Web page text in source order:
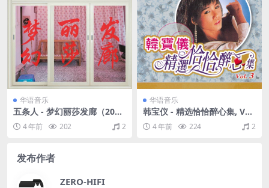
华语音乐
五条人 - 梦幻丽莎发廊（201
6/FLAC/分轨/271M）
4 年前 202 2
华语音乐
韩宝仪 - 精选恰恰醉心集, Vol.
3（2003/FLAC/分轨/510M）
4 年前 224 2
发布作者
ZERO-HIFI